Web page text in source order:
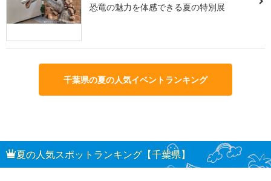
恐竜の魅力を体感できる夏の特別展
千葉県の夏の人気イベントランキング
夏の人気スポットランキング【千葉県】